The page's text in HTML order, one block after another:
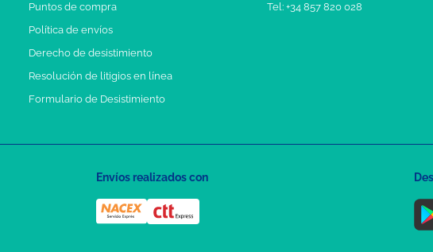
Puntos de compra
Política de envíos
Derecho de desistimiento
Resolución de litigios en línea
Formulario de Desistimiento
Tel: +34 857 820 028
Envíos realizados con